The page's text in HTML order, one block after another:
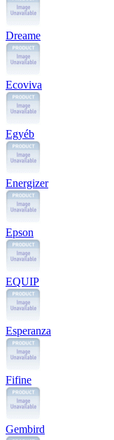
Dreame
Ecoviva
Egyéb
Energizer
Epson
EQUIP
Esperanza
Fifine
Gembird